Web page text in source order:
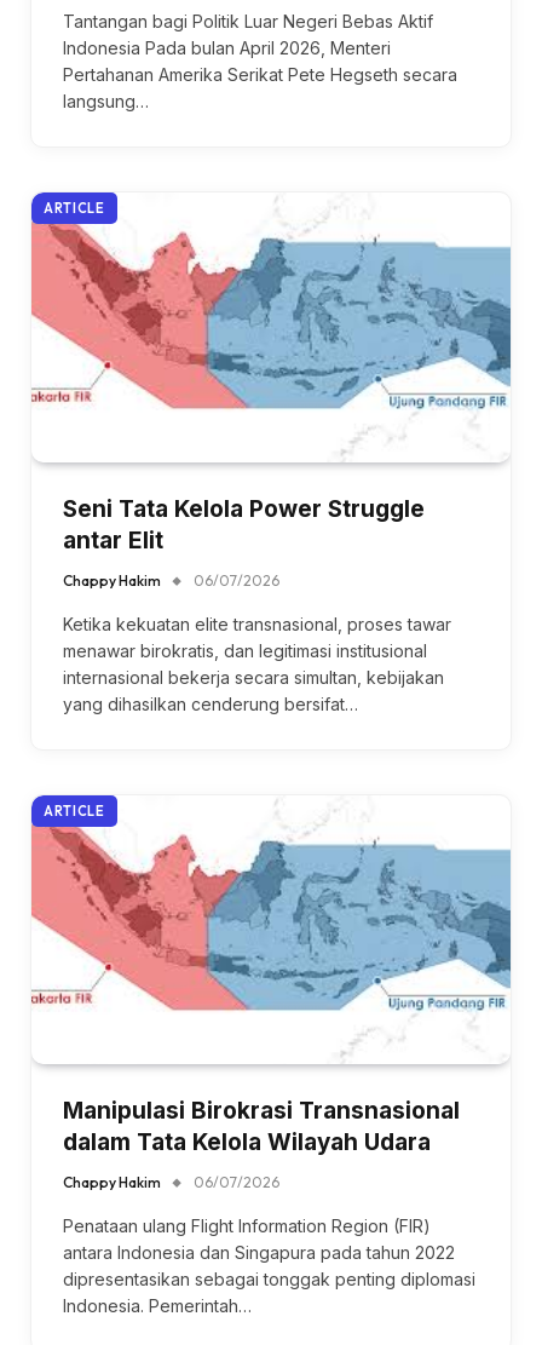
Tantangan bagi Politik Luar Negeri Bebas Aktif
Indonesia Pada bulan April 2026, Menteri
Pertahanan Amerika Serikat Pete Hegseth secara
langsung…
ARTICLE
Seni Tata Kelola Power Struggle
antar Elit
Chappy Hakim 06/07/2026
Ketika kekuatan elite transnasional, proses tawar
menawar birokratis, dan legitimasi institusional
internasional bekerja secara simultan, kebijakan
yang dihasilkan cenderung bersifat…
ARTICLE
Manipulasi Birokrasi Transnasional
dalam Tata Kelola Wilayah Udara
Chappy Hakim 06/07/2026
Penataan ulang Flight Information Region (FIR)
antara Indonesia dan Singapura pada tahun 2022
dipresentasikan sebagai tonggak penting diplomasi
Indonesia. Pemerintah…